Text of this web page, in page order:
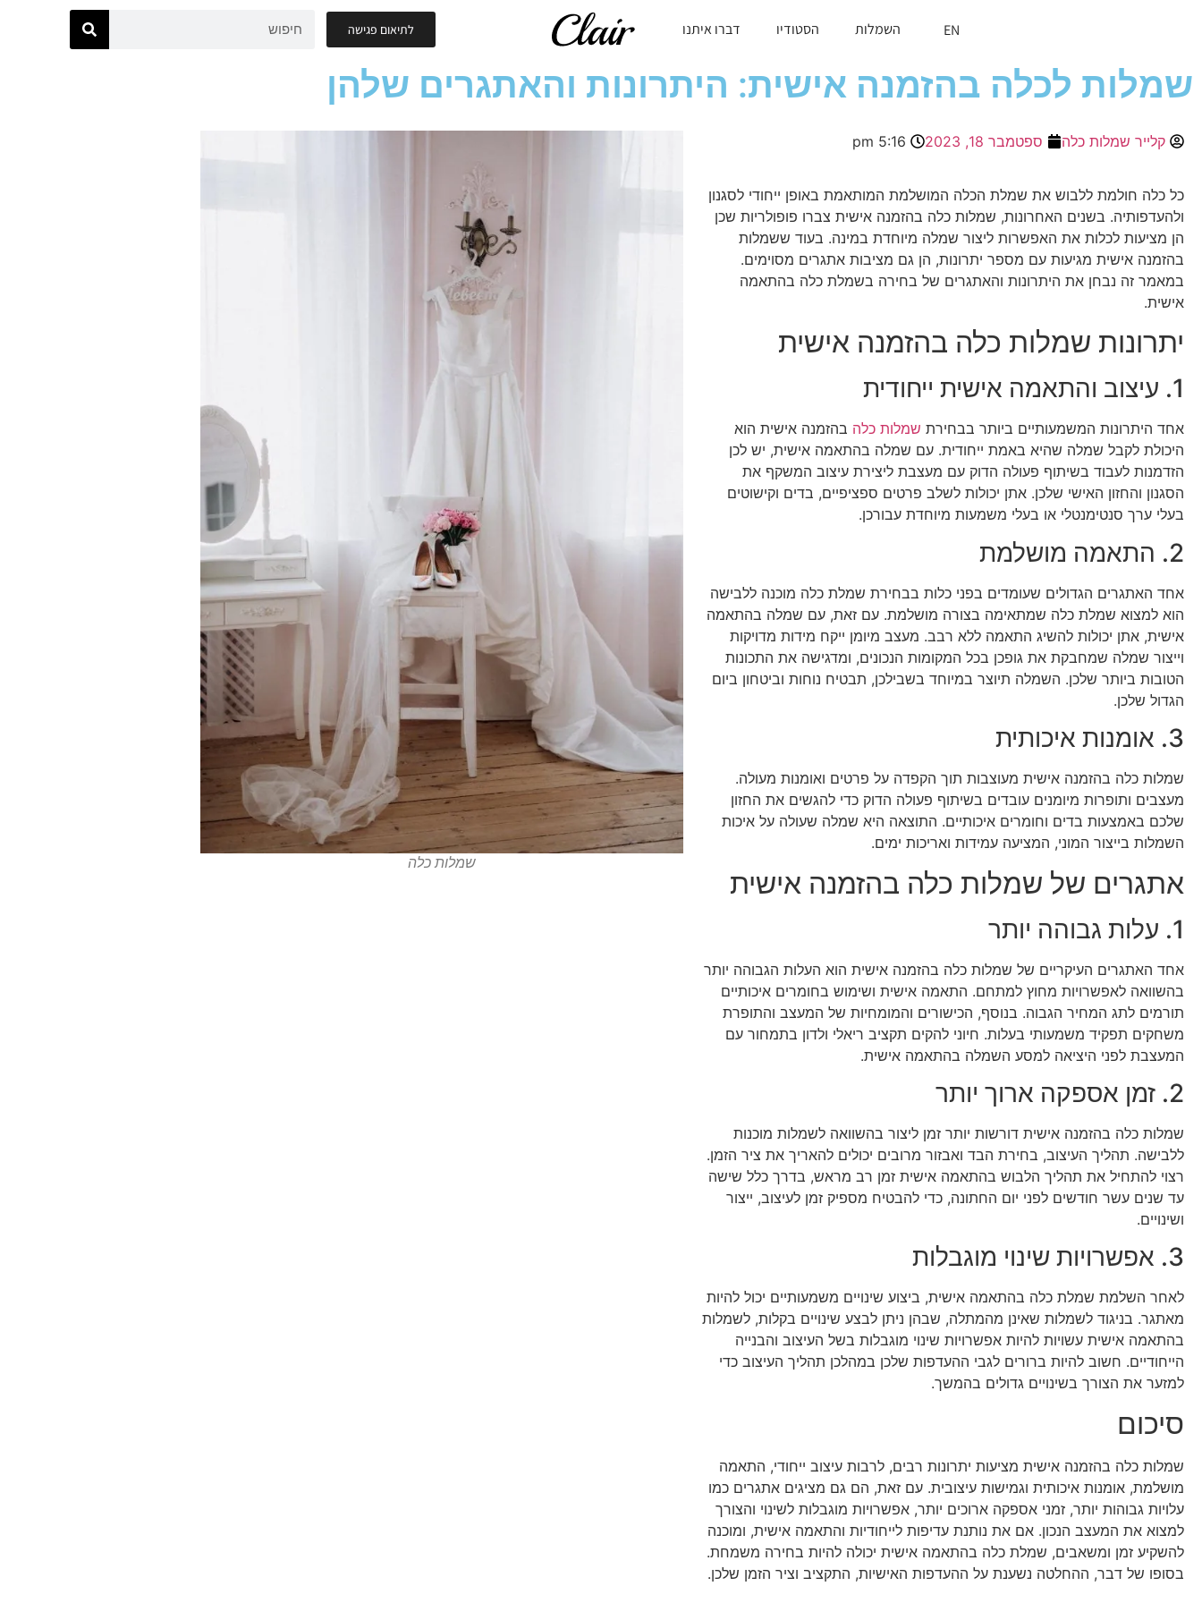
EN השמלות הסטודיו דברו איתנו לתיאום פגישה
שמלות לכלה בהזמנה אישית: היתרונות והאתגרים שלהן
קלייר שמלות כלה ספטמבר 18, 2023 5:16 pm
כל כלה חולמת ללבוש את שמלת הכלה המושלמת המותאמת באופן ייחודי לסגנון
ולהעדפותיה. בשנים האחרונות, שמלות כלה בהזמנה אישית צברו פופולריות שכן
הן מציעות לכלות את האפשרות ליצור שמלה מיוחדת במינה. בעוד ששמלות
בהזמנה אישית מגיעות עם מספר יתרונות, הן גם מציבות אתגרים מסוימים.
במאמר זה נבחן את היתרונות והאתגרים של בחירה בשמלת כלה בהתאמה
אישית.
יתרונות שמלות כלה בהזמנה אישית
1. עיצוב והתאמה אישית ייחודית
אחד היתרונות המשמעותיים ביותר בבחירת שמלות כלה בהזמנה אישית הוא
היכולת לקבל שמלה שהיא באמת ייחודית. עם שמלה בהתאמה אישית, יש לכן
הזדמנות לעבוד בשיתוף פעולה הדוק עם מעצבת ליצירת עיצוב המשקף את
הסגנון והחזון האישי שלכן. אתן יכולות לשלב פרטים ספציפיים, בדים וקישוטים
בעלי ערך סנטימנטלי או בעלי משמעות מיוחדת עבורכן.
2. התאמה מושלמת
אחד האתגרים הגדולים שעומדים בפני כלות בבחירת שמלת כלה מוכנה ללבישה
הוא למצוא שמלת כלה שמתאימה בצורה מושלמת. עם זאת, עם שמלה בהתאמה
אישית, אתן יכולות להשיג התאמה ללא רבב. מעצב מיומן ייקח מידות מדויקות
וייצור שמלה שמחבקת את גופכן בכל המקומות הנכונים, ומדגישה את התכונות
הטובות ביותר שלכן. השמלה תיוצר במיוחד בשבילכן, תבטיח נוחות וביטחון ביום
הגדול שלכן.
3. אומנות איכותית
שמלות כלה בהזמנה אישית מעוצבות תוך הקפדה על פרטים ואומנות מעולה.
מעצבים ותופרות מיומנים עובדים בשיתוף פעולה הדוק כדי להגשים את החזון
שלכם באמצעות בדים וחומרים איכותיים. התוצאה היא שמלה שעולה על איכות
השמלות בייצור המוני, המציעה עמידות ואריכות ימים.
אתגרים של שמלות כלה בהזמנה אישית
1. עלות גבוהה יותר
אחד האתגרים העיקריים של שמלות כלה בהזמנה אישית הוא העלות הגבוהה יותר
בהשוואה לאפשרויות מחוץ למתחם. התאמה אישית ושימוש בחומרים איכותיים
תורמים לתג המחיר הגבוה. בנוסף, הכישורים והמומחיות של המעצב והתופרת
משחקים תפקיד משמעותי בעלות. חיוני להקים תקציב ריאלי ולדון בתמחור עם
המעצבת לפני היציאה למסע השמלה בהתאמה אישית.
2. זמן אספקה ​​ארוך יותר
שמלות כלה בהזמנה אישית דורשות יותר זמן ליצור בהשוואה לשמלות מוכנות
ללבישה. תהליך העיצוב, בחירת הבד ואבזור מרובים יכולים להאריך את ציר הזמן.
רצוי להתחיל את תהליך הלבוש בהתאמה אישית זמן רב מראש, בדרך כלל שישה
עד שנים עשר חודשים לפני יום החתונה, כדי להבטיח מספיק זמן לעיצוב, ייצור
ושינויים.
3. אפשרויות שינוי מוגבלות
לאחר השלמת שמלת כלה בהתאמה אישית, ביצוע שינויים משמעותיים יכול להיות
מאתגר. בניגוד לשמלות שאינן מהמתלה, שבהן ניתן לבצע שינויים בקלות, לשמלות
בהתאמה אישית עשויות להיות אפשרויות שינוי מוגבלות בשל העיצוב והבנייה
הייחודיים. חשוב להיות ברורים לגבי ההעדפות שלכן במהלכן תהליך העיצוב כדי
למזער את הצורך בשינויים גדולים בהמשך.
סיכום
שמלות כלה בהזמנה אישית מציעות יתרונות רבים, לרבות עיצוב ייחודי, התאמה
מושלמת, אומנות איכותית וגמישות עיצובית. עם זאת, הם גם מציגים אתגרים כמו
עלויות גבוהות יותר, זמני אספקה ​​ארוכים יותר, אפשרויות מוגבלות לשינוי והצורך
למצוא את המעצב הנכון. אם את נותנת עדיפות לייחודיות והתאמה אישית, ומוכנה
להשקיע זמן ומשאבים, שמלת כלה בהתאמה אישית יכולה להיות בחירה משמחת.
בסופו של דבר, ההחלטה נשענת על ההעדפות האישיות, התקציב וציר הזמן שלכן.
שמלות כלה